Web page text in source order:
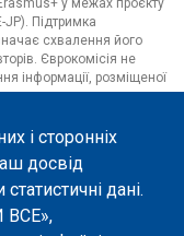
і сторонніх
досвід
дані.
ВСЕ»,
у межах проєкту
JP). Підтримка
схвалення його
Єврокомісія не
інформації, розміщеної